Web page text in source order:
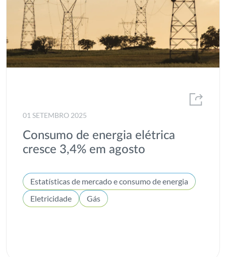
01 SETEMBRO 2025
Consumo de energia elétrica
cresce 3,4% em agosto
Estatísticas de mercado e consumo de energia
Eletricidade
Gás